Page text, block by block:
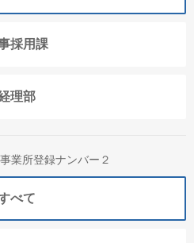
採用課
理部
業所登録ナンバー２
べて